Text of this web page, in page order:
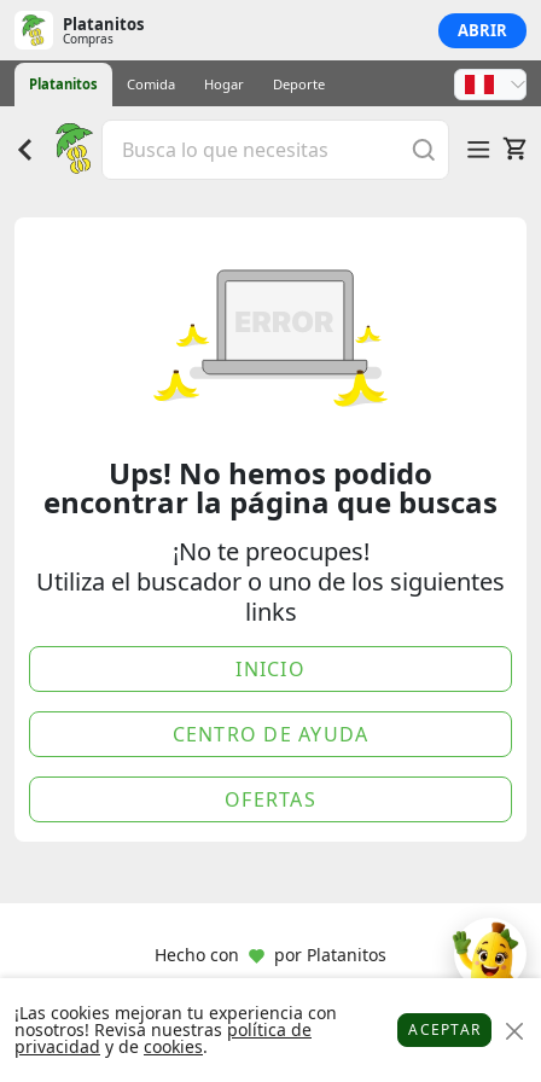
Platanitos
Compras ABRIR
Platanitos Comida Hogar Deporte
Ups! No hemos podido
encontrar la página que buscas
¡No te preocupes!
Utiliza el buscador o uno de los siguientes
links
INICIO
CENTRO DE AYUDA
OFERTAS
Hecho con por Platanitos
Platanitos Favoritos
¡Las cookies mejoran tu experiencia con
nosotros! Revisa nuestras política de
privacidad y de cookies.
ACEPTAR